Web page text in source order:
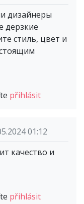
дизайнеры
дерзкие
стиль, цвет и
přihlásit
01:12
качество и
přihlásit